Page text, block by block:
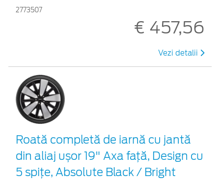
2773507
€ 457,56
Vezi detalii
Roată completă de iarnă cu jantă
din aliaj ușor 19" Axa față, Design cu
5 spițe, Absolute Black / Bright